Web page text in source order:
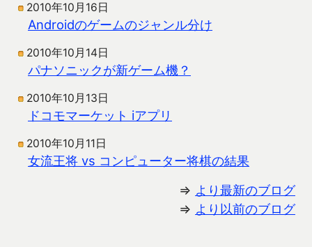
2010年10月16日
Androidのゲームのジャンル分け
2010年10月14日
パナソニックが新ゲーム機？
2010年10月13日
ドコモマーケット iアプリ
2010年10月11日
女流王将 vs コンピューター将棋の結果
⇒ より最新のブログ
⇒ より以前のブログ